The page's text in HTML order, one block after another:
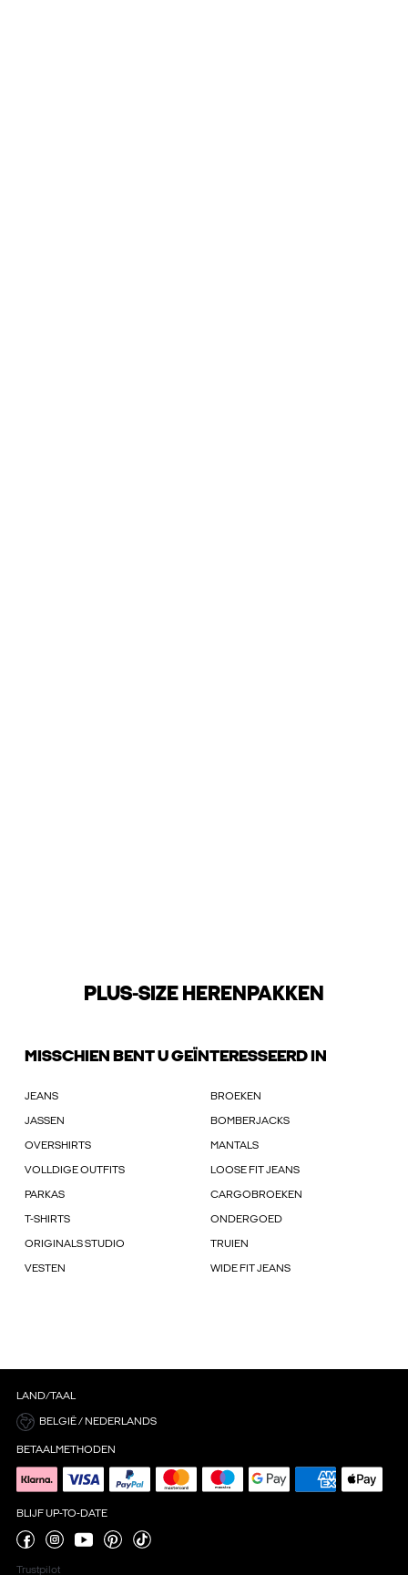
PLUS-SIZE HERENPAKKEN
MISSCHIEN BENT U GEÏNTERESSEERD IN
JEANS BROEKEN
JASSEN BOMBERJACKS
OVERSHIRTS MANTALS
VOLLDIGE OUTFITS LOOSE FIT JEANS
PARKAS CARGOBROEKEN
T-SHIRTS ONDERGOED
ORIGINALS STUDIO TRUIEN
VESTEN WIDE FIT JEANS
LAND/TAAL
BELGIË / NEDERLANDS
BETAALMETHODEN
BLIJF UP-TO-DATE
Trustpilot